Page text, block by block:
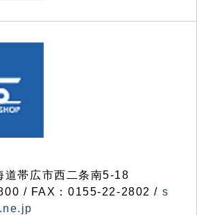
帯広市西二条南5-18
/ FAX：0155-22-2802 / s